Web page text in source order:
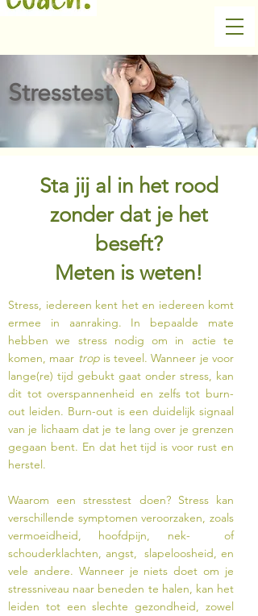
Stresstest
Sta jij al in het rood
zonder dat je het
beseft?
Meten is weten!
Stress, iedereen kent het en iedereen komt
ermee in aanraking. In bepaalde mate
hebben we stress nodig om in actie te
komen, maar trop is teveel. Wanneer je voor
lange(re) tijd gebukt gaat onder stress, kan
dit tot overspannenheid en zelfs tot burn-
out leiden. Burn-out is een duidelijk signaal
van je lichaam dat je te lang over je grenzen
gegaan bent. En dat het tijd is voor rust en
herstel.
Waarom een stresstest doen? Stress kan
verschillende symptomen veroorzaken, zoals
vermoeidheid, hoofdpijn, nek- of
schouderklachten, angst, slapeloosheid, en
vele andere. Wanneer je niets doet om je
stressniveau naar beneden te halen, kan het
leiden tot een slechte gezondheid, zowel